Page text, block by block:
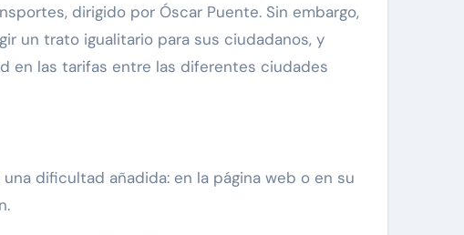
dirigido por Óscar Puente. Sin embargo,
un trato igualitario para sus ciudadanos, y
en las tarifas entre las diferentes ciudades
dificultad añadida: en la página web o en su